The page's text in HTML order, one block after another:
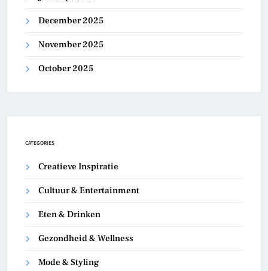
December 2025
November 2025
October 2025
CATEGORIES
Creatieve Inspiratie
Cultuur & Entertainment
Eten & Drinken
Gezondheid & Wellness
Mode & Styling